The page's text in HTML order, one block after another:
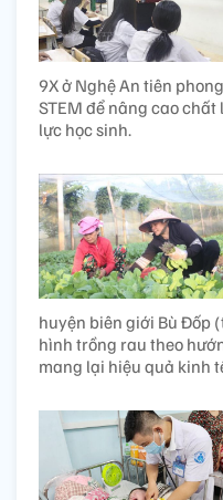
9X ở Nghệ An tiên
STEM để nâng cao
lực học sinh.
huyện biên giới Bù Đốp
hình trồng rau theo
mang lại hiệu quả kinh